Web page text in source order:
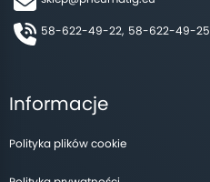
58-622-49-22, 58-622-49-25
Informacje
Polityka plików cookie